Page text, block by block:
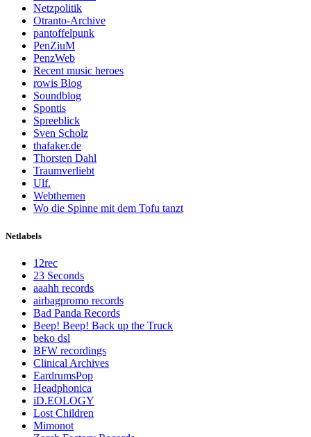
Netzpolitik
Otranto-Archive
pantoffelpunk
PenZiuM
PenzWeb
Recent music heroes
rowis Blog
Soundblog
Spontis
Spreeblick
Sven Scholz
thafaker.de
Thorsten Dahl
Traumverliebt
Ulf.
Webthemen
Wo die Spinne mit dem Tofu tanzt
Netlabels
12rec
23 Seconds
aaahh records
airbagpromo records
Bad Panda Records
Beep! Beep! Back up the Truck
beko dsl
BFW recordings
Clinical Archives
EardrumsPop
Headphonica
iD.EOLOGY
Lost Children
Mimonot